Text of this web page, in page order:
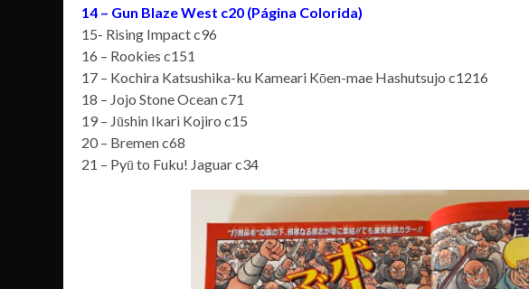
14 – Gun Blaze West c20 (Página Colorida)
15- Rising Impact c96
16 – Rookies c151
17 – Kochira Katsushika-ku Kameari Kōen-mae Hashutsujo c1216
18 – Jojo Stone Ocean c71
19 – Jūshin Ikari Kojiro c15
20 – Bremen c68
21 – Pyū to Fuku! Jaguar c34